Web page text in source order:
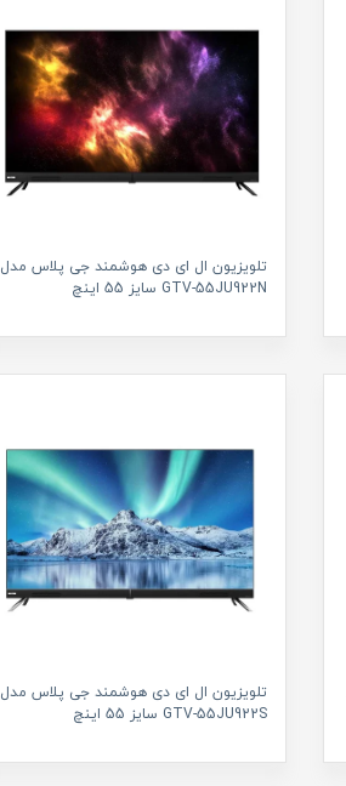
تلویزیون ال ای دی هوشمند جی پلاس مدل
GTV-55JU922N سایز 55 اینچ
تلویزیون ال ای دی هوشمند جی پلاس مدل
GTV-55JU922S سایز 55 اینچ